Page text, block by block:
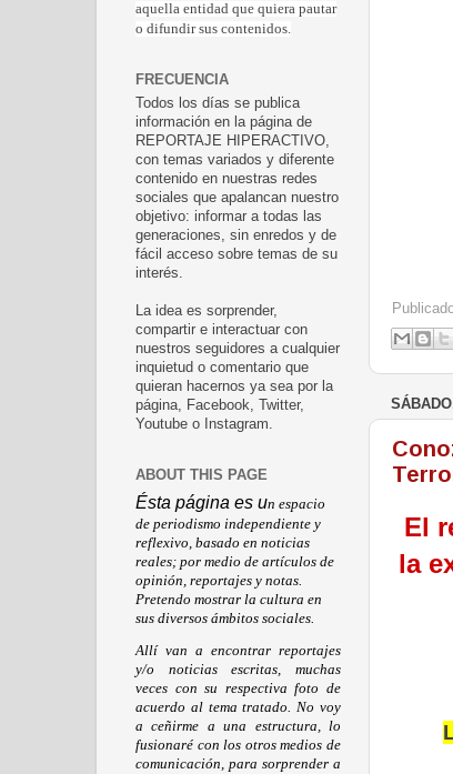
El
la
aquella entidad que quiera pautar
o difundir sus contenidos.
FRECUENCIA
Todos los días se publica
información en la página de
REPORTAJE HIPERACTIVO,
con temas variados y diferente
contenido en nuestras redes
sociales que apalancan nuestro
objetivo: informar a todas las
generaciones, sin enredos y de
fácil acceso sobre temas de su
interés.
La idea es sorprender,
compartir e interactuar con
nuestros seguidores a cualquier
inquietud o comentario que
quieran hacernos ya sea por la
página, Facebook, Twitter,
Youtube o Instagram.
ABOUT THIS PAGE
Ésta página es un espacio
de periodismo independiente y
reflexivo, basado en noticias
reales; por medio de artículos de
opinión, reportajes y notas.
Pretendo mostrar la cultura en
sus diversos ámbitos sociales.
Allí van a encontrar reportajes
y/o noticias escritas, muchas
veces con su respectiva foto de
acuerdo al tema tratado. No voy
a ceñirme a una estructura, lo
fusionaré con los otros medios de
comunicación, para sorprender a